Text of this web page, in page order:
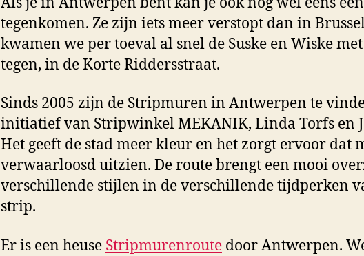
in
tegenkomen. Ze zijn iets meer verstopt dan in
kwamen we per toeval al snel de Suske en Wiske
tegen, in de Korte Riddersstraat.
Sinds 2005 zijn de Stripmuren in Antwerpen te
initiatief van Stripwinkel MEKANIK, Linda Torfs en
Het geeft de stad meer kleur en het zorgt ervoor dat
verwaarloosd uitzien. De route brengt een mooi
verschillende stijlen in de verschillende tijdperken
strip.
Er is een heuse Stripmurenroute door Antwerpen.